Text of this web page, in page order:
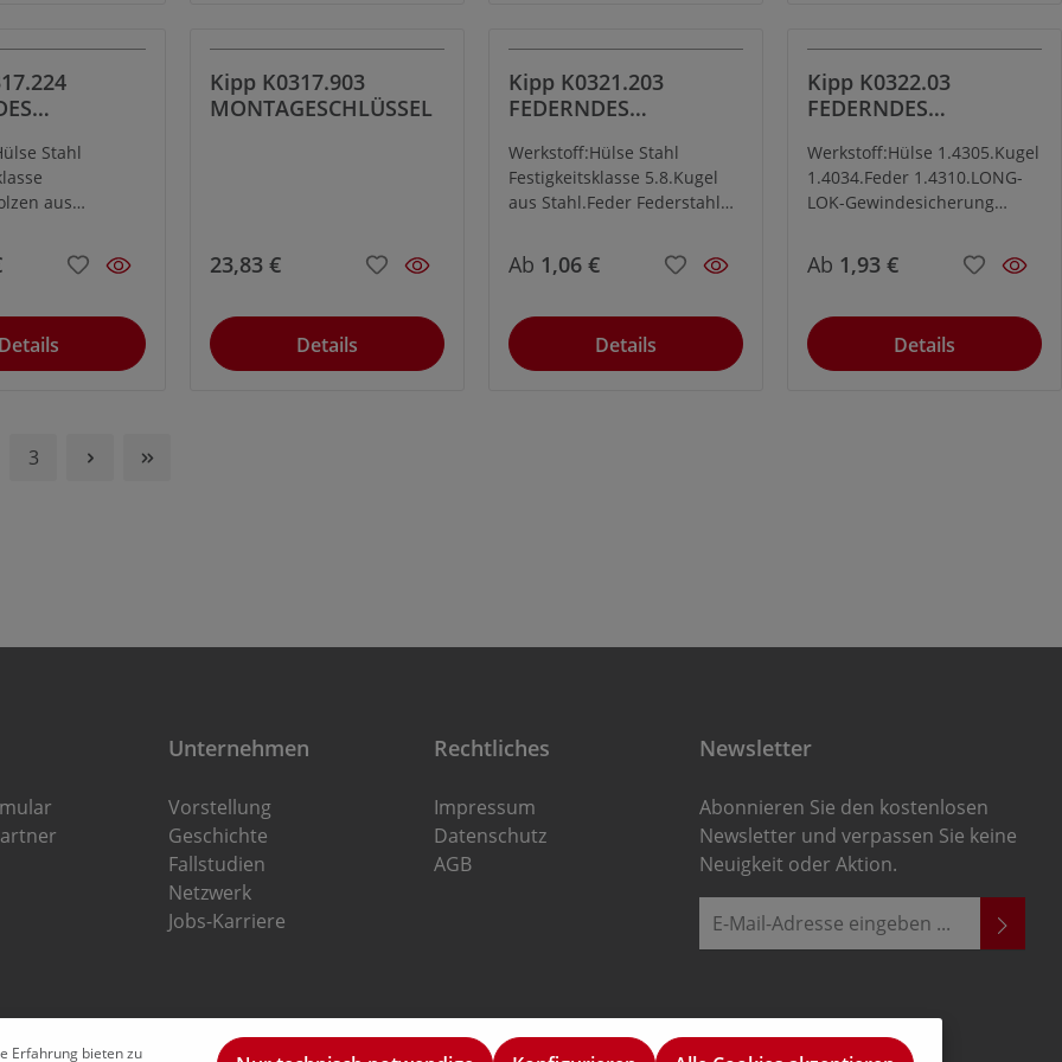
gute chemische
Beständigkeit.
Stahl
aus
gehärtet.
Details
Kipp K0317.903
MONTAGESCHLÜSSEL
23,83 €
Details
Kipp K0321.203
FEDERNDES
KUGEL, LONG LOK,
VERSTÄRKTE FEDERK
Werkstoff:Hülse Stahl
Festigkeitsklasse 5.8.Kugel
aus Stahl.Feder Federstahl
Gewindesicherung
Nylon.Ausführung:brüniert.
Ab 1,06 €
Details
Kipp K0322.03
FEDERNDES
EDELSTAHL, KUGEL,
LONG LOK
Werkstoff:Hülse 1.4305.Kugel
1.4034.Feder 1.4310.LONG-
LOK-Gewindesicherung
Kugel gehärtet.
Ab 1,93 €
Details
3
Unternehmen
Vorstellung
Geschichte
Fallstudien
Netzwerk
Jobs-Karriere
Rechtliches
Impressum
Datenschutz
AGB
Newsletter
Abonnieren Sie den kostenlosen
Newsletter und verpassen Sie keine
Neuigkeit oder Aktion.
E-Mail-Adresse*
Kenntnis genommen und die
AGBgelesen und bin mit ihnen
Felder sind Pflichtfelder.
Erfahrung bieten zu